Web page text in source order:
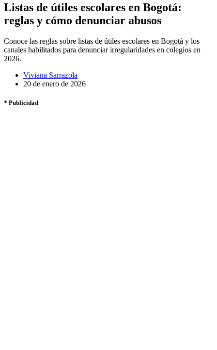
Listas de útiles escolares en Bogotá:
reglas y cómo denunciar abusos
Conoce las reglas sobre listas de útiles escolares en Bogotá y los
canales habilitados para denunciar irregularidades en colegios en
2026.
Viviana Sarrazola
20 de enero de 2026
* Publicidad